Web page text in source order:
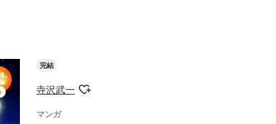
完結
寺沢武一
マンガ